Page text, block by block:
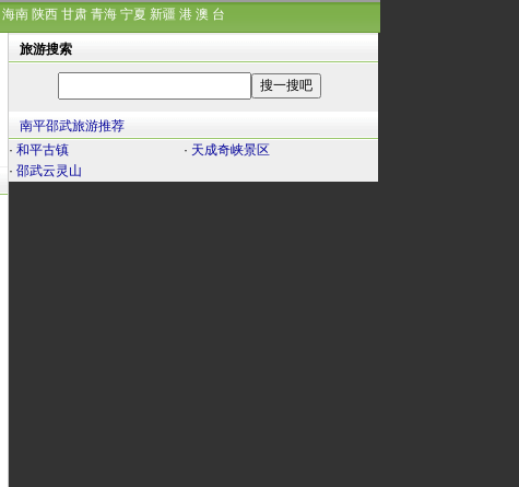
海南 陕西 甘肃 青海 宁夏 新疆 港 澳 台
旅游搜索
南平邵武旅游推荐
· 和平古镇 · 天成奇峡景区
· 邵武云灵山